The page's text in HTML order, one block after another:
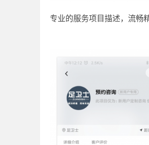
专业的服务项目描述，流畅